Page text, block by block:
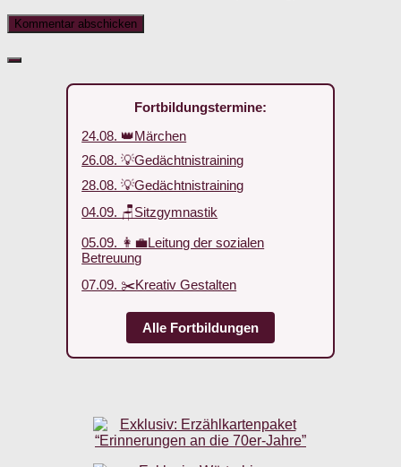
Fortbildungstermine:
24.08. 👑Märchen
26.08. 💡Gedächtnistraining
28.08. 💡Gedächtnistraining
04.09. 🪑Sitzgymnastik
05.09. 👩‍💼Leitung der sozialen
Betreuung
07.09. ✂️Kreativ Gestalten
Alle Fortbildungen